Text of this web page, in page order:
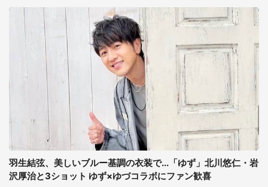
羽生結弦、美しいブルー基調の衣装で...「ゆず」北川悠仁・岩
沢厚治と3ショット ゆず×ゆづコラボにファン歓喜